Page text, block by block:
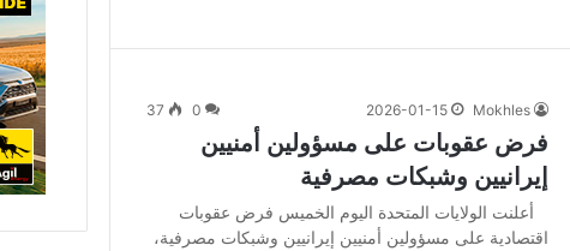
Mokhles
2026-01-15
0
37
فرض عقوبات على مسؤولين أمنيين
إيرانيين وشبكات مصرفية
أعلنت الولايات المتحدة اليوم الخميس فرض عقوبات
اقتصادية على مسؤولين أمنيين إيرانيين وشبكات مصرفية،